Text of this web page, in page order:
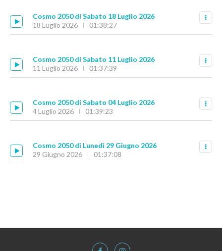
Cosmo 2050 di Sabato 18 Luglio 2026
18 Luglio 2026
01:38:27
Cosmo 2050 di Sabato 11 Luglio 2026
11 Luglio 2026
01:37:39
Cosmo 2050 di Sabato 04 Luglio 2026
4 Luglio 2026
01:39:23
Cosmo 2050 di Lunedì 29 Giugno 2026
29 Giugno 2026
01:37:08